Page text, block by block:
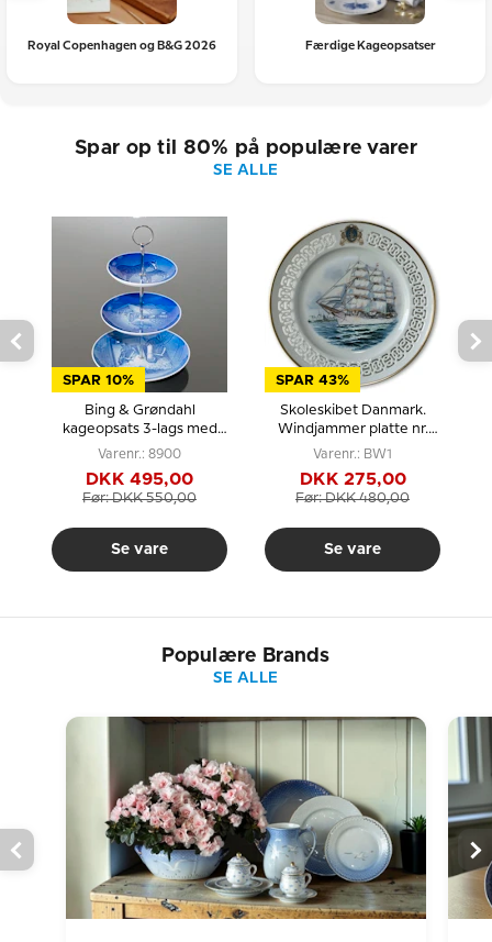
Royal Copenhagen og B&G 2026 Færdige Kageopsatser
Spar op til 80% på populære varer
SE ALLE
SPAR 10%
Bing & Grøndahl
kageopsats 3-lags med
hestemotiv
Varenr.: 8900
DKK 495,00
Før: DKK 550,00
Se vare
SPAR 43%
Skoleskibet Danmark.
Windjammer platte nr.
1,Bing & Grøndahl
Varenr.: BW1
DKK 275,00
Før: DKK 480,00
Se vare
Populære Brands
SE ALLE